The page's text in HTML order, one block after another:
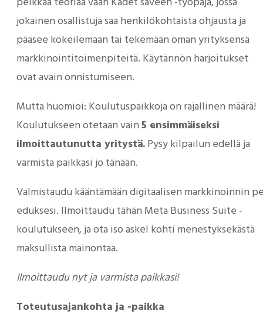
jokainen osallistuja saa henkilökohtaista ohjausta ja
pääsee kokeilemaan tai tekemään oman yrityksensä
markkinointitoimenpiteitä. Käytännön harjoitukset
ovat avain onnistumiseen.
Mutta huomioi: Koulutuspaikkoja on rajallinen määrä!
Koulutukseen otetaan vain5 ensimmäiseksi
ilmoittautunutta yritystä.Pysy kilpailun edellä ja
varmista paikkasi jo tänään.
Valmistaudu kääntämään digitaalisen markkinoinnin
eduksesi. Ilmoittaudu tähän Meta Business Suite -
koulutukseen, ja ota iso askel kohti menestyksekästä
maksullista mainontaa.
Ilmoittaudu nyt ja varmista paikkasi!
Toteutusajankohta ja -paikka